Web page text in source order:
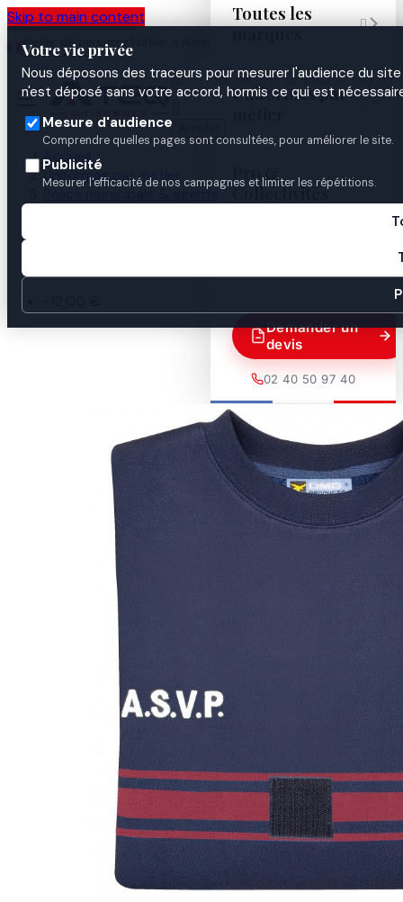
Skip to main content
Votre vie privée
Nous déposons des traceurs pour mesurer l'audience du
n'est déposé sans votre accord, hormis ce qui est
Mesure d'audience
Comprendre quelles pages sont consultées, pour améliorer le site.
Publicité
Mesurer l'efficacité de nos campagnes et limiter les répétitions.
Atelier de personnalisation à Nantes
depuis 2003

Toutes les
marques

Uniformes par
Pro &
Collectivités
Demander un
devis
02 40 50 97 40
Accueil
Uniformes par métier
Police municipale & agents